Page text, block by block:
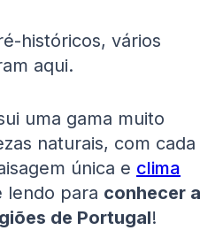
históricos, vários
aqui.
uma gama muito
naturais, com cada
única e clima
lendo para conhecer
de Portugal!